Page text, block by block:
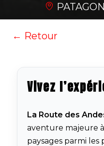
← Retour
Vivez
La Route des
aventure majeure
paysages parmi les